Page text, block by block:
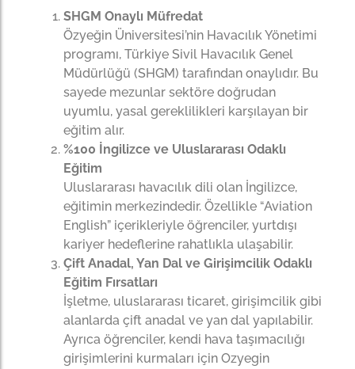
SHGM Onaylı Müfredat
Özyeğin Üniversitesi’nin Havacılık Yönetimi
programı, Türkiye Sivil Havacılık Genel
Müdürlüğü (SHGM) tarafından onaylıdır. Bu
sayede mezunlar sektöre doğrudan
uyumlu, yasal gereklilikleri karşılayan bir
eğitim alır.
%100 İngilizce ve Uluslararası Odaklı
Eğitim
Uluslararası havacılık dili olan İngilizce,
eğitimin merkezindedir. Özellikle “Aviation
English” içerikleriyle öğrenciler, yurtdışı
kariyer hedeflerine rahatlıkla ulaşabilir.
Çift Anadal, Yan Dal ve Girişimcilik Odaklı
Eğitim Fırsatları
İşletme, uluslararası ticaret, girişimcilik gibi
alanlarda çift anadal ve yan dal yapılabilir.
Ayrıca öğrenciler, kendi hava taşımacılığı
girişimlerini kurmaları için Ozyegin